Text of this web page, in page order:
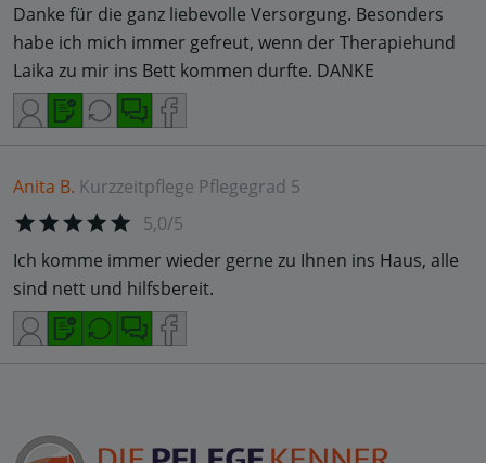
Danke für die ganz liebevolle Versorgung. Besonders
habe ich mich immer gefreut, wenn der Therapiehund
Laika zu mir ins Bett kommen durfte. DANKE
Anita B. Kurzzeitpflege Pflegegrad 5
5,0/5
Ich komme immer wieder gerne zu Ihnen ins Haus, alle
sind nett und hilfsbereit.